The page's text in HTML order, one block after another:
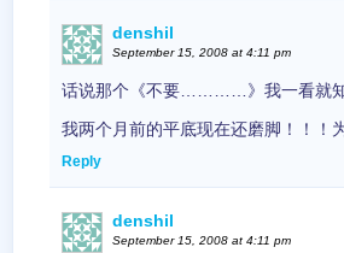
denshil
September 15, 2008 at 4:11 pm
话说那个《不要…………》我一看就知
我两个月前的平底现在还磨脚！！！
Reply
denshil
September 15, 2008 at 4:11 pm